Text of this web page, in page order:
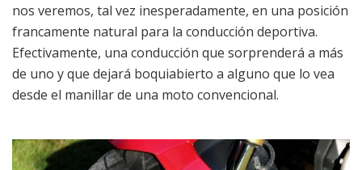
nos veremos, tal vez inesperadamente, en una posición
francamente natural para la conducción deportiva.
Efectivamente, una conducción que sorprenderá a más
de uno y que dejará boquiabierto a alguno que lo vea
desde el manillar de una moto convencional.